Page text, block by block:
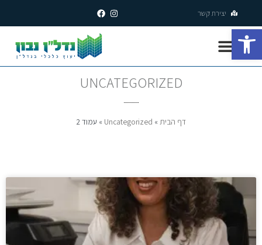
יצירת קשר
UNCATEGORIZED
דף הבית »
Uncategorized
» עמוד 2
פתח סרגל נגישות